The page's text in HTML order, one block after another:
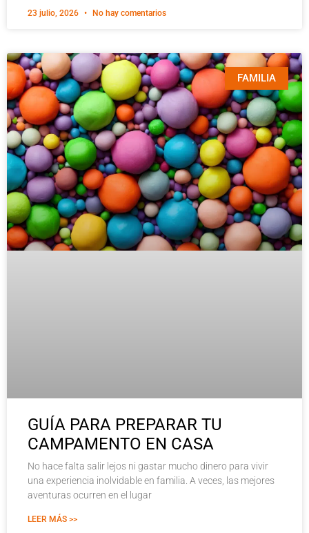
23 julio, 2026 No hay comentarios
FAMILIA
GUÍA PARA PREPARAR TU
CAMPAMENTO EN CASA
No hace falta salir lejos ni gastar mucho dinero para vivir
una experiencia inolvidable en familia. A veces, las mejores
aventuras ocurren en el lugar
LEER MÁS >>